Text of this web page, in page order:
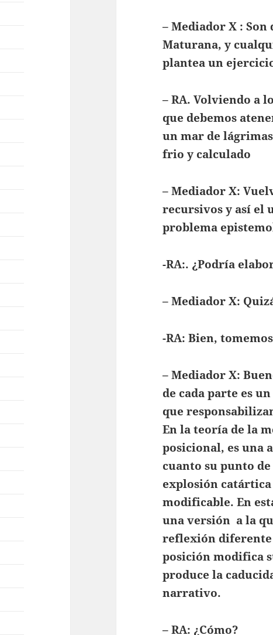
– Mediador X :
Maturana, y
plantea un
– RA. Volviendo a
que debemos
un mar de
frio y calculado
– Mediador X:
recursivos y así el
problema
-RA:. ¿Podría
– Mediador X:
-RA: Bien,
– Mediador X:
de cada parte es
que
En la teoría de la
posicional, es una
cuanto su punto
explosión
modificable. En
una versión a la
reflexión diferente
posición modifica
produce la
narrativo.
– RA: ¿Cómo?